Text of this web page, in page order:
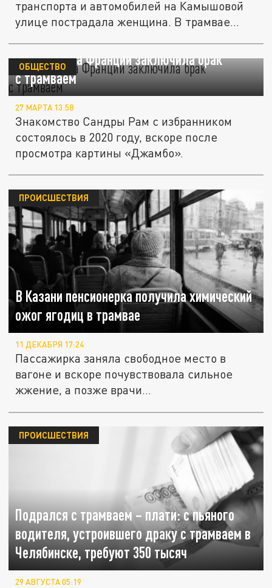
транспорта и автомобилей на Камышовой
улице пострадала женщина. В трамвае...
Жительница Франции заключила брак
с трамваем
ОБЩЕСТВО
27 МАРТА 13:58
Знакомство Сандры Рам с избранником
состоялось в 2020 году, вскоре после
просмотра картины «Джамбо».
В Казани пенсионерка получила химический
ожог ягодиц в трамвае
ПРОИСШЕСТВИЯ
11 ДЕКАБРЯ 17:24
Пассажирка заняла свободное место в
вагоне и вскоре почувствовала сильное
жжение, а позже врачи...
Подрался с трамваем – плати: с пьяного
водителя, устроившего драку с трамваем в
Челябинске, требуют 350 тысяч
ПРОИСШЕСТВИЯ
29 АВГУСТА 05:19